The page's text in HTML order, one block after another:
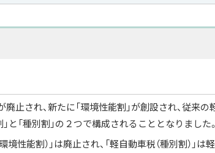
され、新たに「環境性能割」が創設され、従来の
と「種別割」の２つで構成されることとなりました。
能割）」は廃止され、「軽自動車税（種別割）」は